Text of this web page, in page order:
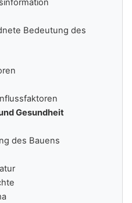
Bedeutung des
Gesundheit
des Bauens